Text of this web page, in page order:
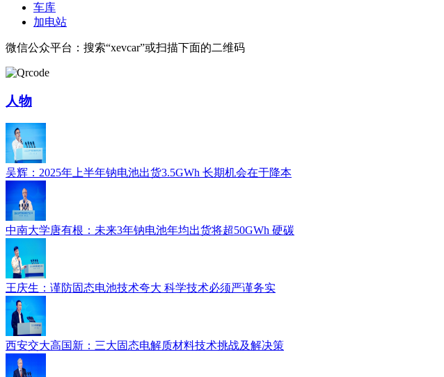
车库
加电站
微信公众平台：搜索“xevcar”或扫描下面的二维码
人物
吴辉：2025年上半年钠电池出货3.5GWh 长期机会在于降本
中南大学唐有根：未来3年钠电池年均出货将超50GWh 硬碳
王庆生：谨防固态电池技术夸大 科学技术必须严谨务实
西安交大高国新：三大固态电解质材料技术挑战及解决策